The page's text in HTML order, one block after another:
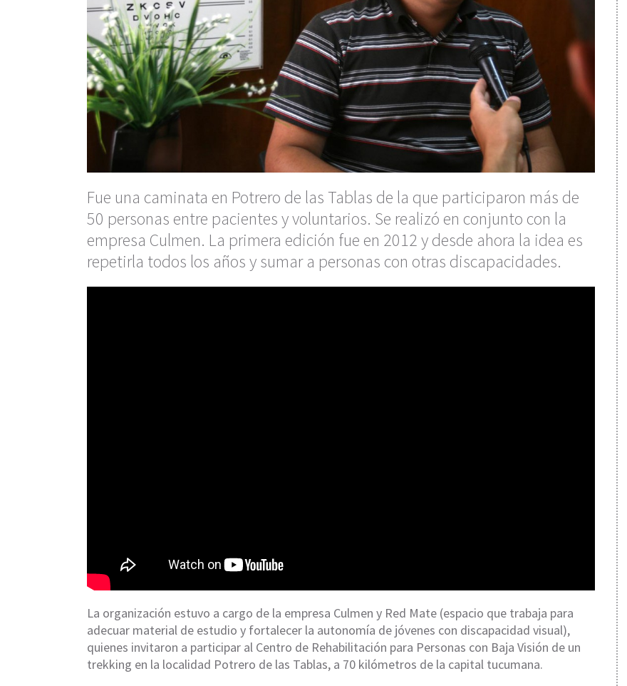
Fue una caminata en Potrero de las Tablas de la que participaron más de
50 personas entre pacientes y voluntarios. Se realizó en conjunto con la
empresa Culmen. La primera edición fue en 2012 y desde ahora la idea es
repetirla todos los años y sumar a personas con otras discapacidades.
La organización estuvo a cargo de la empresa Culmen y Red Mate (espacio que trabaja para
adecuar material de estudio y fortalecer la autonomía de jóvenes con discapacidad visual),
quienes invitaron a participar al Centro de Rehabilitación para Personas con Baja Visión de un
trekking en la localidad Potrero de las Tablas, a 70 kilómetros de la capital tucumana.